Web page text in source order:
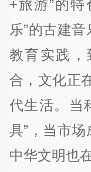
+旅游”的
乐”的古建
教育实践，
合，文化正
代生活。当
具”，当市场
中华文明也